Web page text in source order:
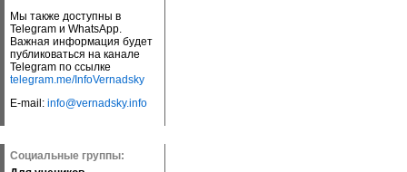
Мы также доступны в
Telegram и WhatsApp.
Важная информация будет
публиковаться на канале
Telegram по ссылке
telegram.me/InfoVernadsky
E-mail: info@vernadsky.info
Социальные группы: